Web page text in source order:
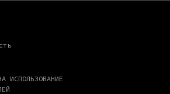
ИСПОЛЬЗОВАНИЕ